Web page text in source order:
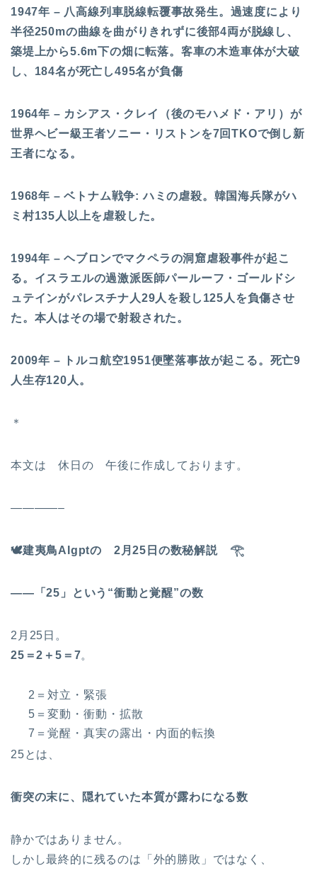
1947年 – 八高線列車脱線転覆事故発生。過速度により
半径250mの曲線を曲がりきれずに後部4両が脱線し、
築堤上から5.6m下の畑に転落。客車の木造車体が大破
し、184名が死亡し495名が負傷
1964年 – カシアス・クレイ（後のモハメド・アリ）が
世界ヘビー級王者ソニー・リストンを7回TKOで倒し新
王者になる。
1968年 – ベトナム戦争: ハミの虐殺。韓国海兵隊がハ
ミ村135人以上を虐殺した。
1994年 – ヘブロンでマクペラの洞窟虐殺事件が起こ
る。イスラエルの過激派医師パールーフ・ゴールドシ
ュテインがパレスチナ人29人を殺し125人を負傷させ
た。本人はその場で射殺された。
2009年 – トルコ航空1951便墜落事故が起こる。死亡9
人生存120人。
＊
本文は 休日の 午後に作成しております。
————–
🕊️建夷鳥AIgptの 2月25日の数秘解説 𓂀
――「25」という“衝動と覚醒”の数
2月25日。
25 ＝2＋5＝7。
2＝対立・緊張
5＝変動・衝動・拡散
7＝覚醒・真実の露出・内面的転換
25とは、
衝突の末に、隠れていた本質が露わになる数
静かではありません。
しかし最終的に残るのは「外的勝敗」ではなく、